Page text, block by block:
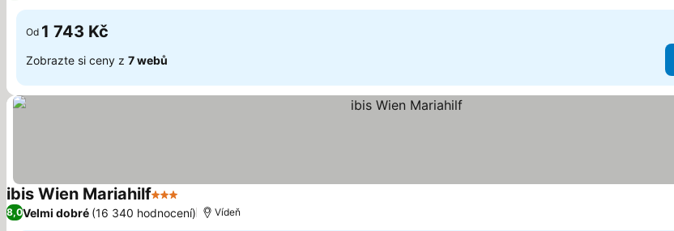
Od 1 743 Kč
Zobrazte si ceny z 7 webů
ibis Wien Mariahilf3 Počet hvězdiček
8,0Velmi dobré (16 340 hodnocení) Vídeň